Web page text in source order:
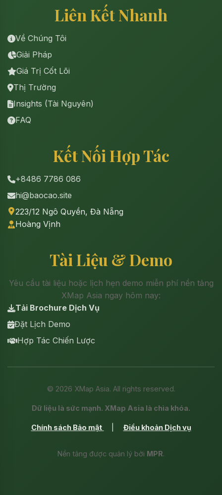
Liên Kết Nhanh
Về Chúng Tôi
Giải Pháp
Giá Trị Cốt Lõi
Thị Trường
Insights (Tài Nguyên)
FAQ
Kết Nối Hợp Tác
+8486 7786 086
hi@baocao.site
223/12 Ngô Quyền, Đà Nẵng
Hoàng Vịnh
Tài Liệu & Demo
Yêu cầu tài liệu hoặc lịch hẹn demo miễn phí nền tảng
XMap Asia ngay hôm nay:
Tải Brochure Dịch Vụ
Đặt Lịch Demo
Hợp Tác Chiến Lược
© 2026 XMap Asia. All rights reserved.
Dữ liệu là sức mạnh. XMap Asia là chìa khóa.
Chính sách Bảo mật Điều khoản Dịch vụ
Nền tảng được quản lý bởi MPR.